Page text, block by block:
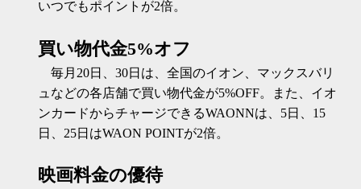
いつでもポイントが2倍。
買い物代金5%オフ
毎月20日、30日は、全国のイオン、マックスバリ
ュなどの各店舗で買い物代金が5%OFF。また、イオ
ンカードからチャージできるWAONNは、5日、15
日、25日はWAON POINTが2倍。
映画料金の優待